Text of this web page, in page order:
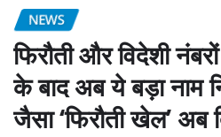
NEWS
फिरौती और विदेशी
के बाद अब ये बड़ा नाम
जैसा ‘फिरौती खेल’ अब